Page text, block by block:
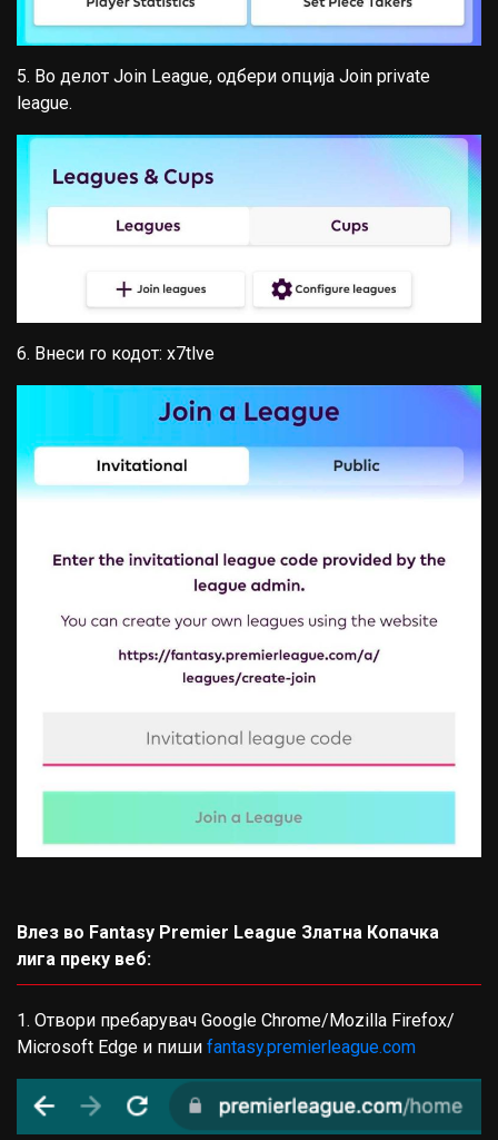
5. Во делот Join League, одбери опција Join private
league.
6. Внеси го кодот: x7tlve
Влез во Fantasy Premier League Златна Копачка
лига преку веб:
1. Отвори пребарувач Google Chrome/Mozilla Firefox/
Microsoft Edge и пиши fantasy.premierleague.com